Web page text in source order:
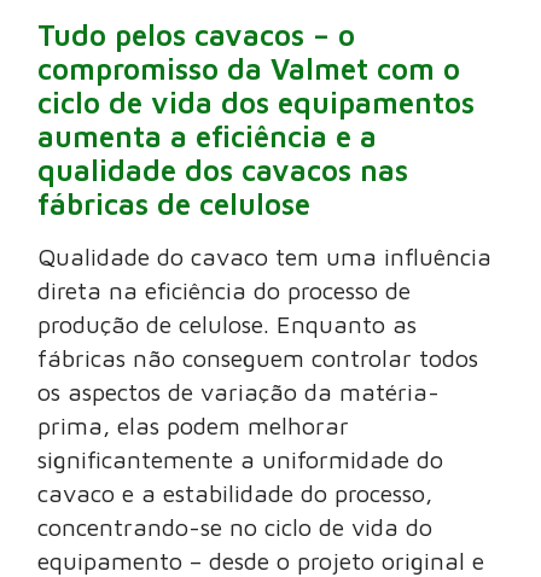
Tudo pelos cavacos – o
compromisso da Valmet com o
ciclo de vida dos equipamentos
aumenta a eficiência e a
qualidade dos cavacos nas
fábricas de celulose
Qualidade do cavaco tem uma influência
direta na eficiência do processo de
produção de celulose. Enquanto as
fábricas não conseguem controlar todos
os aspectos de variação da matéria-
prima, elas podem melhorar
significantemente a uniformidade do
cavaco e a estabilidade do processo,
concentrando-se no ciclo de vida do
equipamento – desde o projeto original e